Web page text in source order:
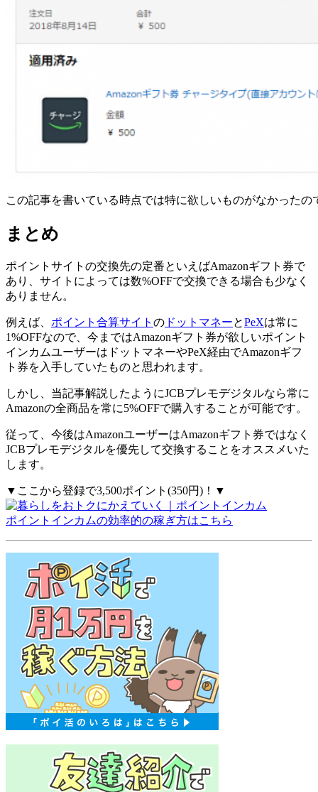
この記事を書いている時点では特に欲しいものがなかったの
まとめ
ポイントサイトの交換先の定番といえばAmazonギフト券で
あり、サイトによっては数%OFFで交換できる場合も少なく
ありません。
例えば、 ポイント合算サイト の ドットマネーとPeXは常に
1%OFFなので、今まではAmazonギフト券が欲しいポイント
インカムユーザーはドットマネーやPeX経由でAmazonギフ
ト券を入手していたものと思われます。
しかし、当記事解説したようにJCBプレモデジタルなら常に
Amazonの全商品を常に5%OFFで購入することが可能です。
従って、今後はAmazonユーザーはAmazonギフト券ではなく
JCBプレモデジタルを優先して交換することをオススメいた
します。
▼ここから登録で3,500ポイント(350円)！▼
ポイントインカムの効率的の稼ぎ方はこちら